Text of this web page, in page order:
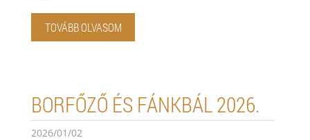
TOVÁBB OLVASOM
BORFŐZŐ ÉS FÁNKBÁL 2026.
2026/01/02